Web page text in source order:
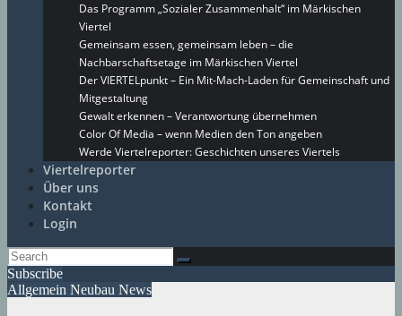
Das Programm „Sozialer Zusammenhalt“ im Märkischen
Viertel
Gemeinsam essen, gemeinsam leben – die
Nachbarschaftsetage im Märkischen Viertel
Der VIERTELpunkt – Ein Mit-Mach-Laden für Gemeinschaft und
Mitgestaltung
Gewalt erkennen – Verantwortung übernehmen
Color Of Media – wenn Medien den Ton angeben
Werde Viertelreporter: Geschichten unseres Viertels
Viertelreporter
Über uns
Kontakt
Login
Subscribe
Allgemein Neubau News